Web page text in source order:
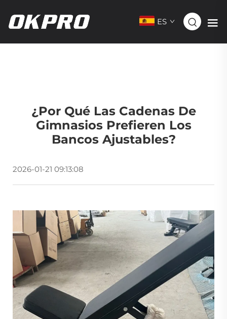
ES
¿Por Qué Las Cadenas De
Gimnasios Prefieren Los
Bancos Ajustables?
2026-01-21 09:13:08